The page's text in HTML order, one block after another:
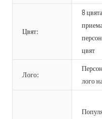
Цвят:
8
цвят
Лого:
лого